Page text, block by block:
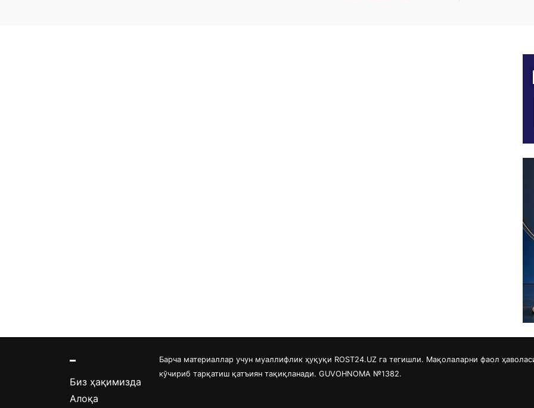
Биз ҳақимизда
Алоқа
Барча материаллар учун муаллифлик ҳуқуқи ROST24.UZ га тегишли. Мақолаларни фаол
кўчириб тарқатиш қатъиян тақиқланади. GUVOHNOMA №1382.